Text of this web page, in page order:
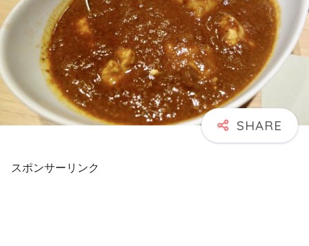
スポンサーリンク